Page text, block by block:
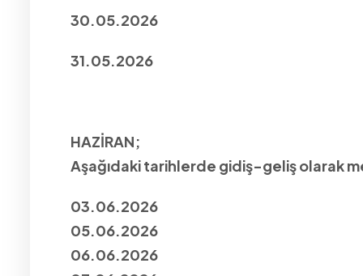
30.05.2026
31.05.2026
HAZİRAN;
Aşağıdaki tarihlerde gidiş-geliş olarak
03.06.2026
05.06.2026
06.06.2026